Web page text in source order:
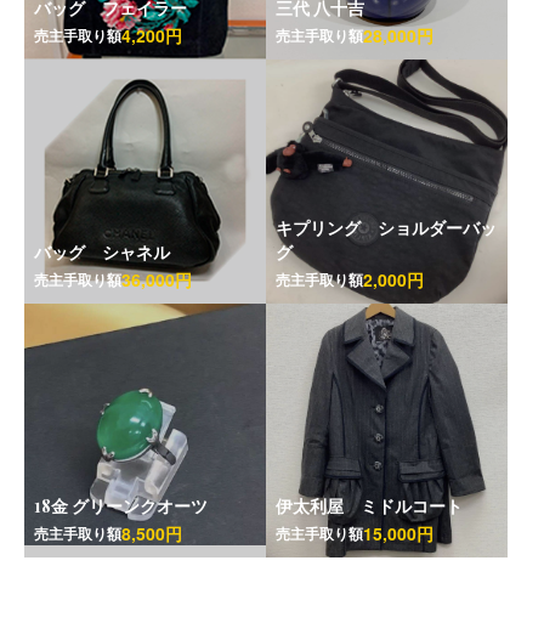
バッグ フェイラー
売主手取り額4,200円
三代 八十吉
売主手取り額28,000円
バッグ シャネル
売主手取り額36,000円
キプリング ショルダーバッ
グ
売主手取り額2,000円
18金 グリーンクオーツ
売主手取り額8,500円
伊太利屋 ミドルコート
売主手取り額15,000円